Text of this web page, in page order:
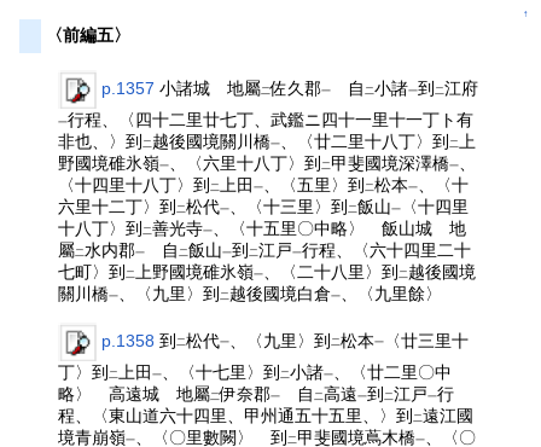
↑
〈前編五〉
p.1357 小諸城 地屬二佐久郡一 自 二小諸一到 二江府
一行程、〈四十二里廿七丁、武鑑ニ四十一里十一丁ト有
非也、〉到 二越後國境關川橋一 、〈廿二里十八丁〉到 二
上
野國境碓氷嶺一 、〈六里十八丁〉到 二甲斐國境深澤橋一
〈十四里十八丁〉到 二 上田一 、〈五里〉到 二松本一
、〈十
六里十二丁〉到 二松代一 、〈十三里〉到 二飯山一
〈十四里
十八丁〉到 二善光寺一
、〈十五里〇中略〉 飯山城 地
屬二水内郡一 自 二飯山一到 二江戸一行程、〈六十四里二十
七町〉到 二 上野國境碓氷嶺一 、〈二十八里〉到 二越後國境
關川橋一 、〈九里〉到 二越後國境白倉一 、〈九里餘〉
p.1358 到二松代一 、〈九里〉到二松本一
〈廿三里十
丁〉到 二 上田一 、〈十七里〉到 二小諸一
、〈廿二里〇中
略〉 高遠城 地屬二伊奈郡一 自 二高遠一到 二江戸一行
程、〈東山道六十四里、甲州通五十五里、〉到 二遠江國
境青崩嶺一 、〈〇里數闕〉 到 二 甲斐國境蔦木橋一 、〈〇